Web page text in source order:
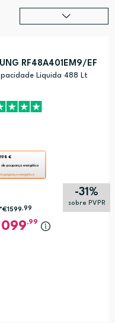
Preço (mais baixo)
Alfabética (Z-A)
RF48A401EM9/EF
Liquida 488 Lt
198 €
de poupança energética
poupança energética
-31%
sobre PVPR
€1599,99
,99